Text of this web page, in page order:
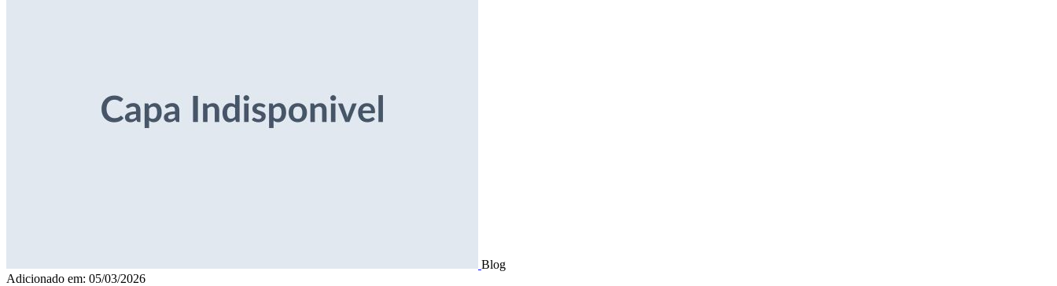
Blog
Adicionado em: 05/03/2026